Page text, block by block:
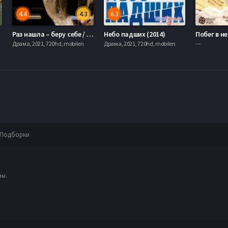
4.3
4.4
Раз нашла – беру себе / Что упало - то пропало (2014)
Драма, 2021, 720hd, mobilen
6.3
Небо падших (2014)
Драма, 2021, 720hd, mobilen
Побег в
---
Подборки